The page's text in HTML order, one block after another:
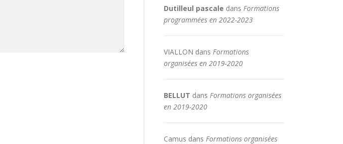
Dutilleul pascale dans Formations
programmées en 2022-2023
VIALLON dans Formations
organisées en 2019-2020
BELLUT dans Formations organisées
en 2019-2020
Camus dans Formations organisées